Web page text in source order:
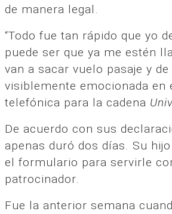
de manera legal.
“Todo fue tan rápido que yo
puede ser que ya me estén
van a sacar vuelo pasaje y de
visiblemente emocionada en
telefónica para la cadena
De acuerdo con sus
apenas duró dos días. Su
el formulario para servirle
patrocinador.
Fue la anterior semana